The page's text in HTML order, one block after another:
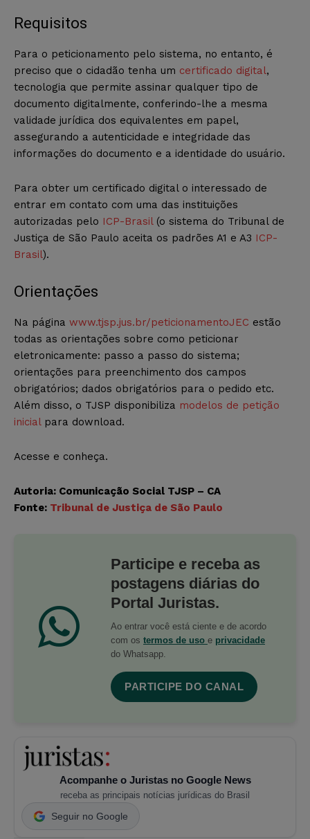
Requisitos
Para o peticionamento pelo sistema, no entanto, é
preciso que o cidadão tenha um certificado digital,
tecnologia que permite assinar qualquer tipo de
documento digitalmente, conferindo-lhe a mesma
validade jurídica dos equivalentes em papel,
assegurando a autenticidade e integridade das
informações do documento e a identidade do usuário.
Para obter um certificado digital o interessado de
entrar em contato com uma das instituições
autorizadas pelo ICP-Brasil (o sistema do Tribunal de
Justiça de São Paulo aceita os padrões A1 e A3 ICP-
Brasil).
Orientações
Na página www.tjsp.jus.br/peticionamentoJEC estão
todas as orientações sobre como peticionar
eletronicamente: passo a passo do sistema;
orientações para preenchimento dos campos
obrigatórios; dados obrigatórios para o pedido etc.
Além disso, o TJSP disponibiliza modelos de petição
inicial para download.
Acesse e conheça.
Autoria: Comunicação Social TJSP – CA
Fonte: Tribunal de Justiça de São Paulo
Participe e receba as
postagens diárias do
Portal Juristas.
Ao entrar você está ciente e de acordo
com os termos de uso e privacidade
do Whatsapp.
PARTICIPE DO CANAL
Acompanhe o Juristas no Google News
receba as principais notícias jurídicas do Brasil
Seguir no Google